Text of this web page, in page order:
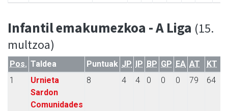
Infantil emakumezkoa - A Liga (15.
multzoa)
Pos. Taldea Puntuak JP IP BP GP EA AT
KT
1
Urnieta
Sardon
Comunidades
8 4 4 0 0 0 79 64